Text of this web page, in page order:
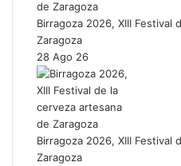
Birragoza 2026, XIII Festival
Zaragoza
28 Ago 26
Birragoza 2026, XIII Festival
Zaragoza